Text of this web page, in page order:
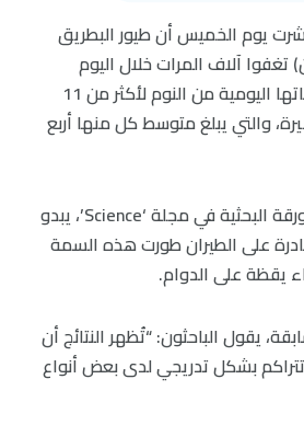
يوم الخميس أن طيور البطريق
آلاف المرات خلال اليوم
الواحد، وتتراكم احتياجاتها اليومية من النوم لأكثر من 11
والتي يبلغ متوسط كل منها أربع
وفقًا لمؤلفي هذه الورقة البحثية في مجلة ‘Science’، يبدو
على الطيران طورت هذه السمة
يقظة على الدوام.
يقول الباحثون: “تُظهر النتائج أن
بشكل تدريجي لدى بعض أنواع